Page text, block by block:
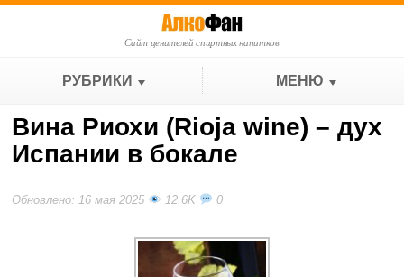
Сайт ценителей спиртных напитков
РУБРИКИ МЕНЮ
Вина Риохи (Rioja wine) – дух
Испании в бокале
Обновлено: 16 мая 2025 12.6K 0